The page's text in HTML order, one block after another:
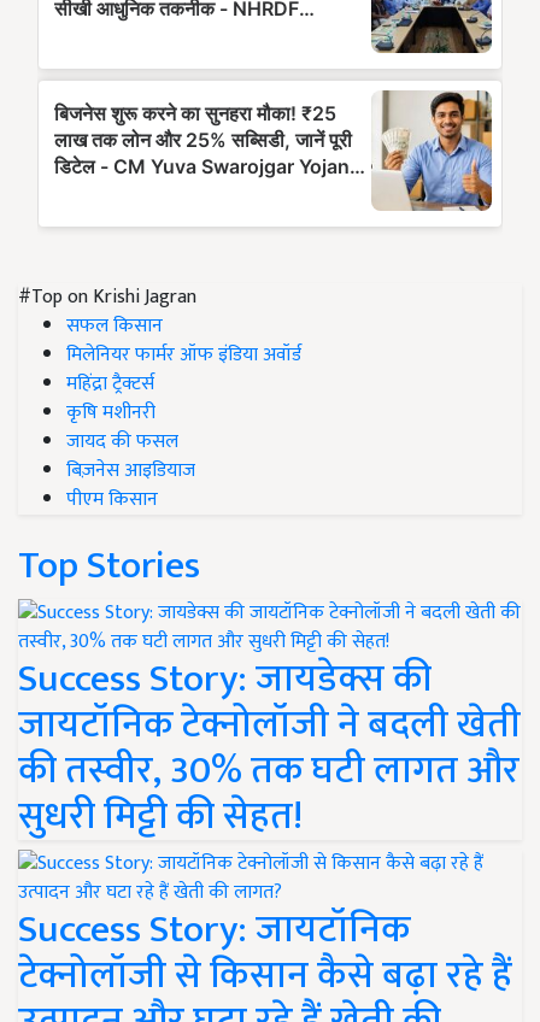
#Top on Krishi Jagran
सफल किसान
मिलेनियर फार्मर ऑफ इंडिया अवॉर्ड
महिंद्रा ट्रैक्टर्स
कृषि मशीनरी
जायद की फसल
बिज़नेस आइडियाज
पीएम किसान
Top Stories
Success Story: जायडेक्स की
जायटॉनिक टेक्नोलॉजी ने बदली खेती
की तस्वीर, 30% तक घटी लागत और
सुधरी मिट्टी की सेहत!
Success Story: जायटॉनिक
टेक्नोलॉजी से किसान कैसे बढ़ा रहे हैं